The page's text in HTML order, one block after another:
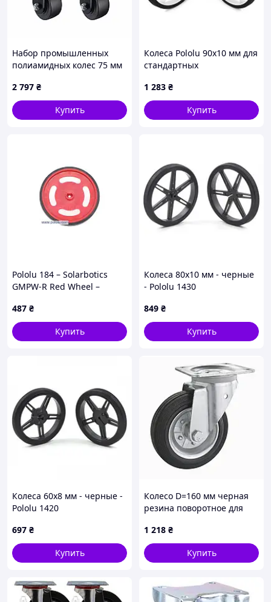
Набор промышленных
полиамидных колес 75 мм
поворотные с тормозом,
2400 кг)
2 797 ₴
Купить
Колеса Pololu 90x10 мм для
стандартных
мм 25T (белые)
1 283 ₴
Купить
Pololu 184 – Solarbotics
GMPW-R Red Wheel –
487 ₴
Купить
Колеса 80х10 мм - черные
- Pololu 1430
849 ₴
Купить
Колеса 60x8 мм - черные -
Pololu 1420
697 ₴
Купить
Колесо D=160 мм черная
резина поворотное для
1 218 ₴
Купить